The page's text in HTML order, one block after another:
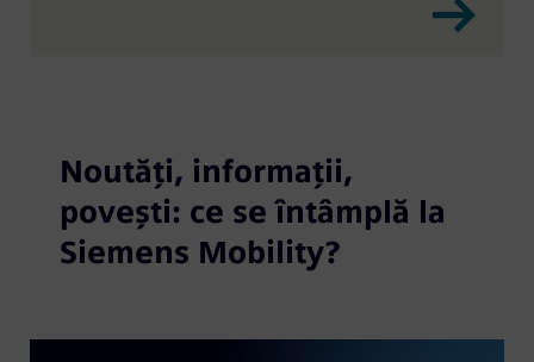
Noutăți, informații,
povești: ce se întâmplă la
Siemens Mobility?